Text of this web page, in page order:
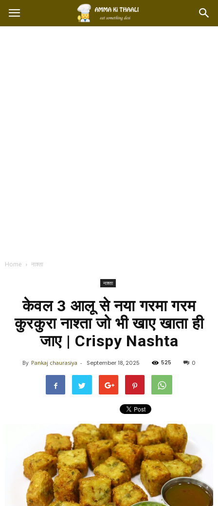
Home नाश्ता
नाश्ता
केवल 3 आलू से नया गरमा गरम
कुरकुरा नाश्ता जो भी खाए खाता ही
जाए | Crispy Nashta
By Pankaj chaurasiya - September 18, 2025 525 0